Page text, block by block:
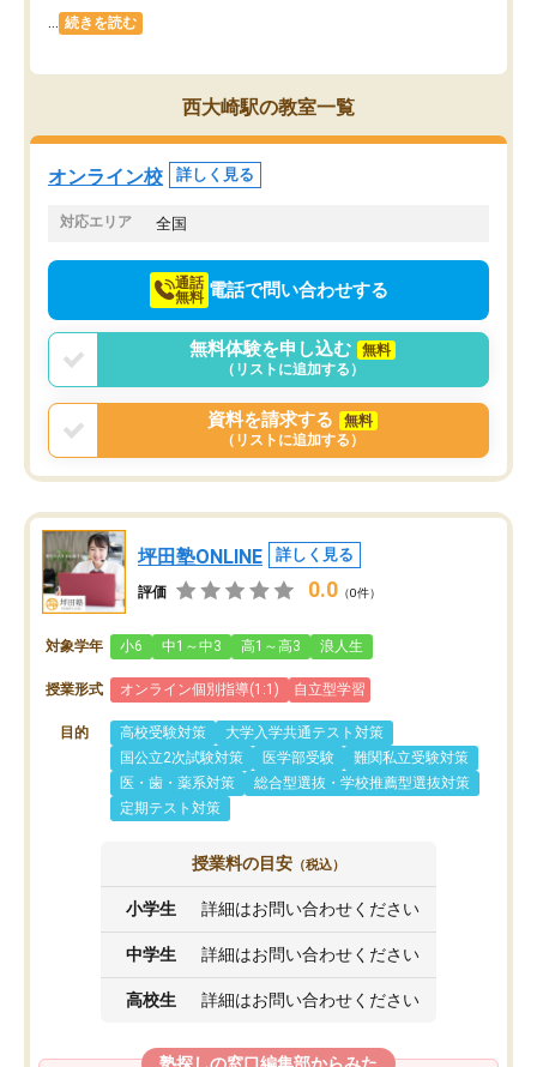
続きを読む
西大崎駅の教室一覧
オンライン校 詳しく見る
対応エリア 全国
通話
無料 電話で問い合わせする
無料体験を申し込む
無料
（リストに追加する）
資料を請求する
無料
（リストに追加する）
坪田塾ONLINE 詳しく見る
評価 0.0 （0件）
対象学年 小6 中1～中3 高1～高3 浪人生
授業形式 オンライン個別指導(1:1) 自立型学習
目的 高校受験対策
大学入学共通テスト対策
国公立2次試験対策
医学部受験
難関私立受験対策
医・歯・薬系対策
総合型選抜・学校推薦型選抜対策
定期テスト対策
授業料の目安 （税込）
小学生 詳細はお問い合わせください
中学生 詳細はお問い合わせください
高校生 詳細はお問い合わせください
塾探しの窓口編集部からみた